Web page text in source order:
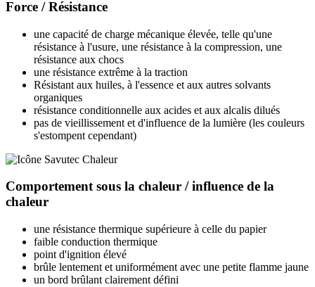
Force / Résistance
une capacité de charge mécanique élevée, telle qu'une
résistance à l'usure, une résistance à la compression, une
résistance aux chocs
une résistance extrême à la traction
Résistant aux huiles, à l'essence et aux autres solvants
organiques
résistance conditionnelle aux acides et aux alcalis dilués
pas de vieillissement et d'influence de la lumière (les couleurs
s'estompent cependant)
Comportement sous la chaleur / influence de la
chaleur
une résistance thermique supérieure à celle du papier
faible conduction thermique
point d'ignition élevé
brûle lentement et uniformément avec une petite flamme jaune
un bord brûlant clairement défini